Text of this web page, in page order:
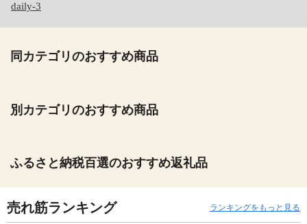
daily-3
同カテゴリのおすすめ商品
別カテゴリのおすすめ商品
ふるさと納税百選のおすすめ返礼品
売れ筋ランキング ランキングをもっと見る